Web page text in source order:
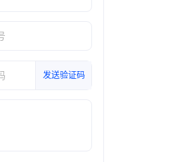
发送验证码